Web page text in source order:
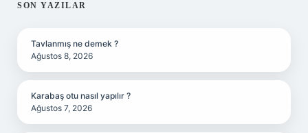
SIDEBAR
SON YAZILAR
Tavlanmış ne demek ?
Ağustos 8, 2026
Karabaş otu nasıl yapılır ?
Ağustos 7, 2026